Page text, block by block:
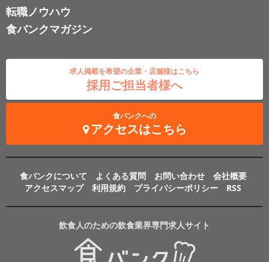
転職ノウハウ
食バンクマガジン
求人掲載を希望の企業・店舗様はこちら
採用ご担当者様へ
食バンクへの
アクセスはこちら
食バンクについて よくある質問 お問い合わせ
会社概要
アクセスマップ
利用規約 プライバシーポリシー RSS
飲食人のための飲食業界専門求人サイト